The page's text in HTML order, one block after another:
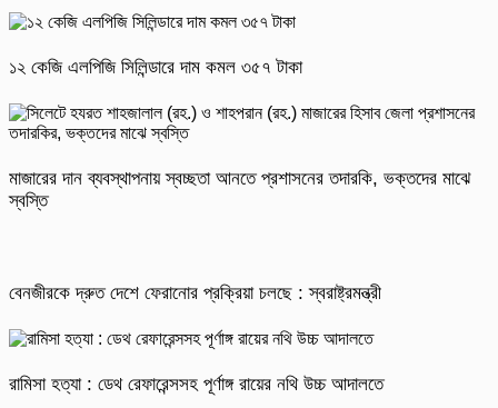
১২ কেজি এলপিজি সিলিন্ডারে দাম কমল ৩৫৭ টাকা
মাজারের দান ব্যবস্থাপনায় স্বচ্ছতা আনতে প্রশাসনের তদারকি, ভক্তদের মাঝে
স্বস্তি
বেনজীরকে দ্রুত দেশে ফেরানোর প্রক্রিয়া চলছে : স্বরাষ্ট্রমন্ত্রী
রামিসা হত্যা : ডেথ রেফারেন্সসহ পূর্ণাঙ্গ রায়ের নথি উচ্চ আদালতে